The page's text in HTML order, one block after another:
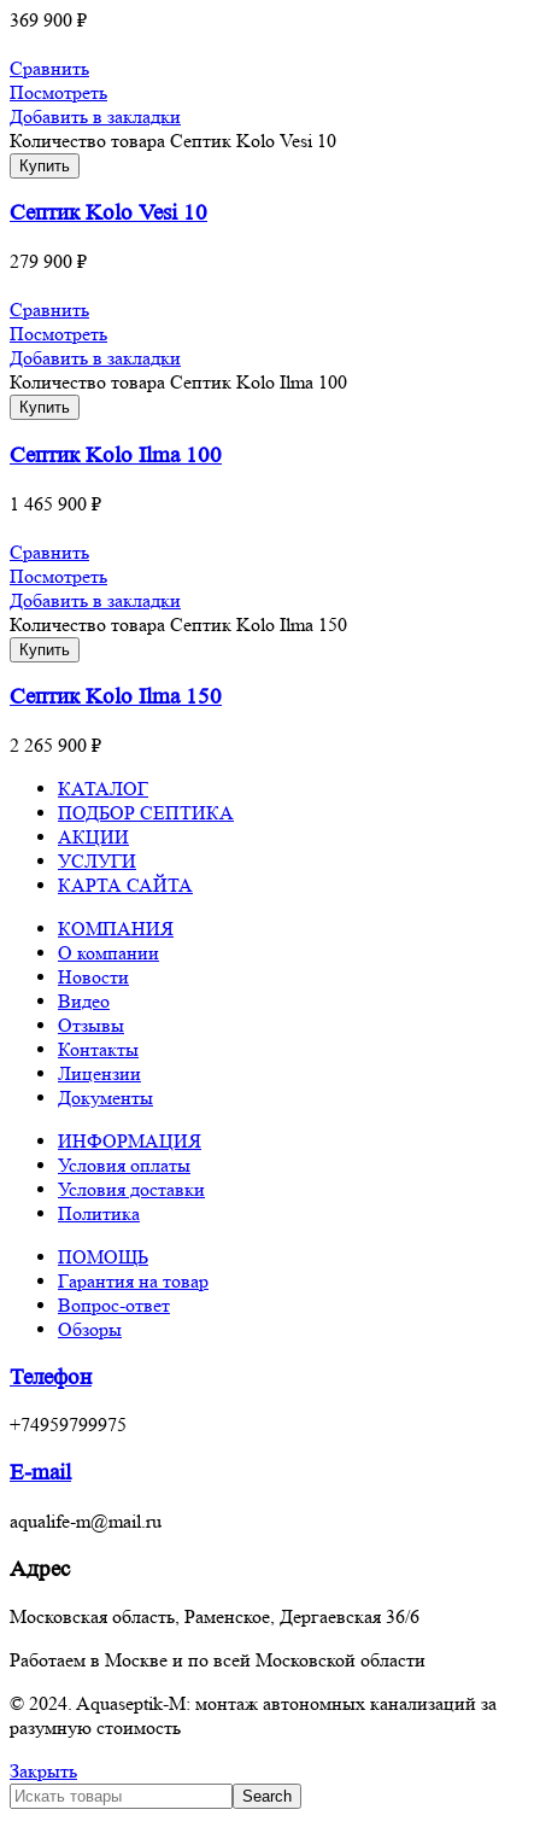
369 900 ₽
Сравнить
Посмотреть
Добавить в закладки
Количество товара Септик Kolo Vesi 10
Купить
Септик Kolo Vesi 10
279 900 ₽
Сравнить
Посмотреть
Добавить в закладки
Количество товара Септик Kolo Ilma 100
Купить
Септик Kolo Ilma 100
1 465 900 ₽
Сравнить
Посмотреть
Добавить в закладки
Количество товара Септик Kolo Ilma 150
Купить
Септик Kolo Ilma 150
2 265 900 ₽
КАТАЛОГ
ПОДБОР СЕПТИКА
АКЦИИ
УСЛУГИ
КАРТА САЙТА
КОМПАНИЯ
О компании
Новости
Видео
Отзывы
Контакты
Лицензии
Документы
ИНФОРМАЦИЯ
Условия оплаты
Условия доставки
Политика
ПОМОЩЬ
Гарантия на товар
Вопрос-ответ
Обзоры
Телефон
+74959799975
E-mail
aqualife-m@mail.ru
Адрес
Московская область, Раменское, Дергаевская 36/6
Работаем в Москве и по всей Московской области
© 2024. Aquaseptik-M: монтаж автономных канализаций за
разумную стоимость
Закрыть
Search